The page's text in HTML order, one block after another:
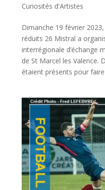
Curiosités d'Artistes
Dimanche 19 février
réduits 26 Mistral a
interrégionale d’échange
de St Marcel les Valence.
étaient présents pour